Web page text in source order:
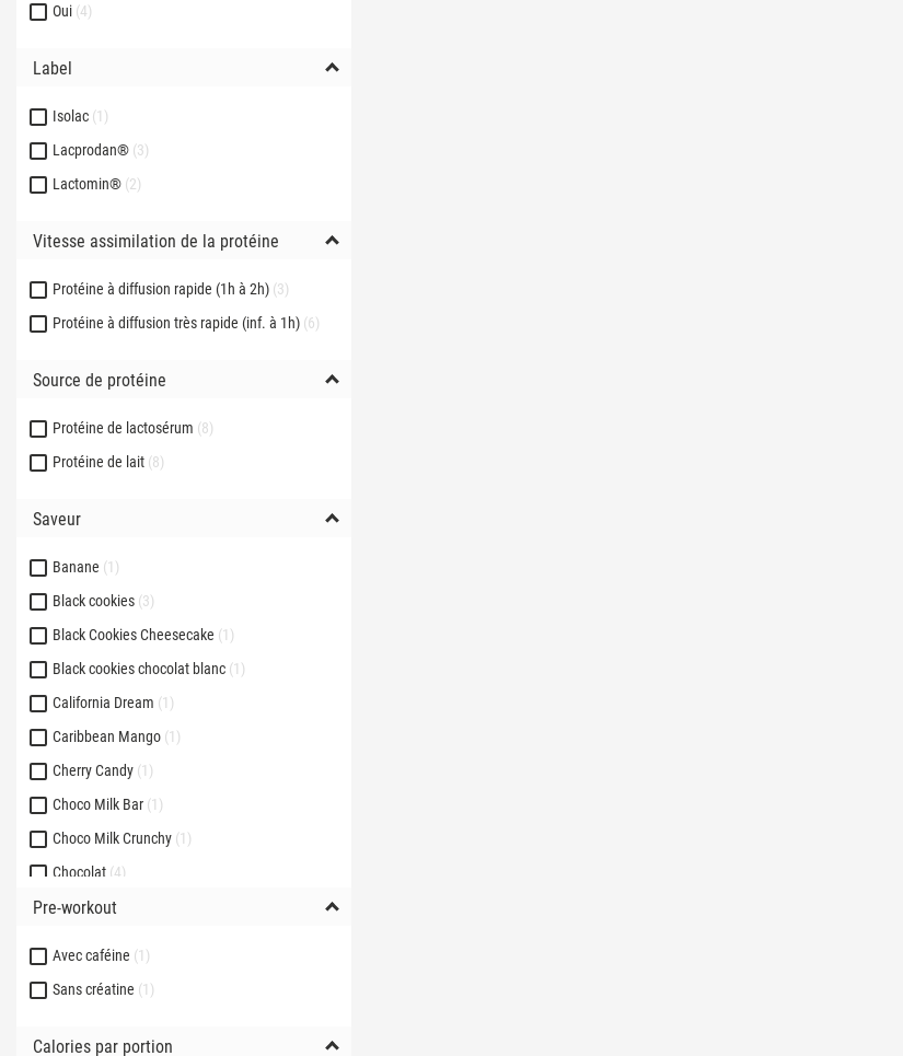
Sécher - améliorer la définition
Oui 4
Label
Isolac 1
Lacprodan® 3
Lactomin® 2
Vitesse assimilation de la protéine
Protéine à diffusion rapide (1h à 2h) 3
Protéine à diffusion très rapide (inf. à 1h) 6
Source de protéine
Protéine de lactosérum 8
Protéine de lait 8
Saveur
Banane 1
Black cookies 3
Black Cookies Cheesecake 1
Black cookies chocolat blanc 1
California Dream 1
Caribbean Mango 1
Cherry Candy 1
Choco Milk Bar 1
Choco Milk Crunchy 1
Chocolat 4
Chocolat - Noisette
Lotus)
Pre-workout
Avec caféine 1
Sans créatine 1
Calories par portion